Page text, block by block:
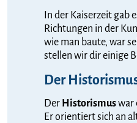
In der Kaiserzeit gab
Richtungen in der
wie man baute, war
stellen wir dir einige
Der
Der Historismuswar
Er orientiert sich an